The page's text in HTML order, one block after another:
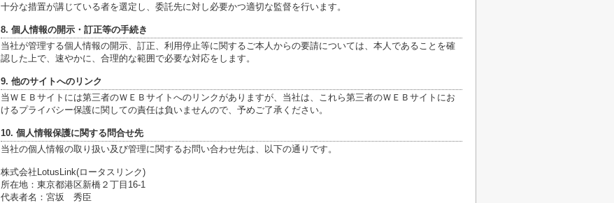
十分な措置が講じている者を選定し、委託先に対し必要かつ適切な監督を行います。
8. 個人情報の開示・訂正等の手続き
当社が管理する個人情報の開示、訂正、利用停止等に関するご本人からの要請については、本人であることを確
認した上で、速やかに、合理的な範囲で必要な対応をします。
9. 他のサイトへのリンク
当ＷＥＢサイトには第三者のＷＥＢサイトへのリンクがありますが、当社は、これら第三者のＷＥＢサイトにお
けるプライバシー保護に関しての責任は負いませんので、予めご了承ください。
10. 個人情報保護に関する問合せ先
当社の個人情報の取り扱い及び管理に関するお問い合わせ先は、以下の通りです。
株式会社LotusLink(ロータスリンク)
所在地：東京都港区新橋２丁目16-1
代表者名：宮坂 秀臣